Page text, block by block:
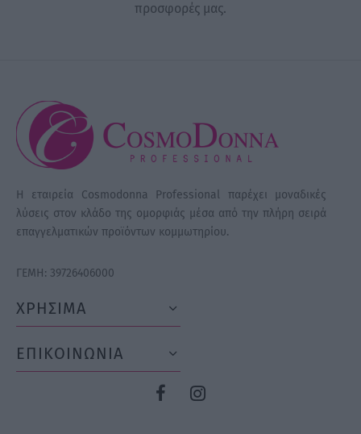
προσφορές μας.
Η εταιρεία Cosmodonna Professional παρέχει μοναδικές
λύσεις στον κλάδο της ομορφιάς μέσα από την πλήρη σειρά
επαγγελματικών προϊόντων κομμωτηρίου.
ΓΕΜΗ: 39726406000
ΧΡΗΣΙΜΑ
ΕΠΙΚΟΙΝΩΝΙΑ